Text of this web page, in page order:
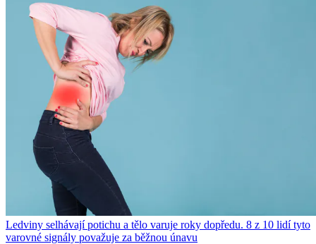
Ledviny selhávají potichu a tělo varuje roky dopředu. 8 z 10 lidí tyto
varovné signály považuje za běžnou únavu